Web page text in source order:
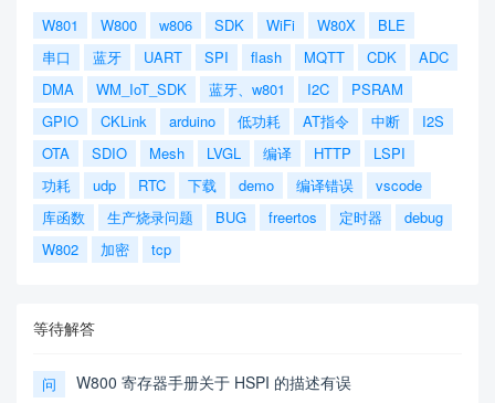
W801 W800 w806 SDK WiFi W80X
BLE
串口
蓝牙 UART SPI flash MQTT CDK
ADC
DMA
WM_IoT_SDK 蓝牙、w801 I2C
PSRAM
GPIO
CKLink arduino 低功耗 AT指令 中断
I2S
OTA
SDIO Mesh LVGL 编译 HTTP
LSPI
功耗
udp RTC 下载 demo 编译错误
vscode
库函数
生产烧录问题 BUG freertos 定时器
debug
W802
加密 tcp
等待解答
问 W800 寄存器手册关于 HSPI 的描述有误